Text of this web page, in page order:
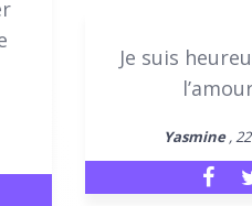
Je suis
Yasmine,